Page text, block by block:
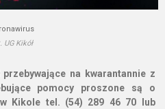
UG Kikół
na kwarantannie z
pomocy proszone są o
Kikole tel. (54) 289 46 70 lub